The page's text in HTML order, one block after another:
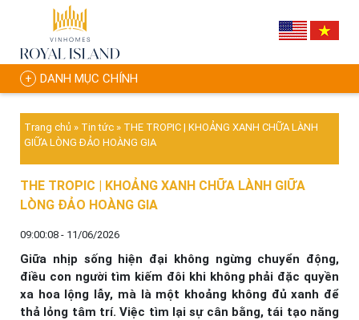
DANH MỤC CHÍNH
Trang chủ » Tin tức » THE TROPIC | KHOẢNG XANH CHỮA LÀNH
GIỮA LÒNG ĐẢO HOÀNG GIA
THE TROPIC | KHOẢNG XANH CHỮA LÀNH GIỮA
LÒNG ĐẢO HOÀNG GIA
09:00:08 - 11/06/2026
Giữa nhịp sống hiện đại không ngừng chuyển động,
điều con người tìm kiếm đôi khi không phải đặc quyền
xa hoa lộng lẫy, mà là một khoảng không đủ xanh để
thả lỏng tâm trí. Việc tìm lại sự cân bằng, tái tạo năng